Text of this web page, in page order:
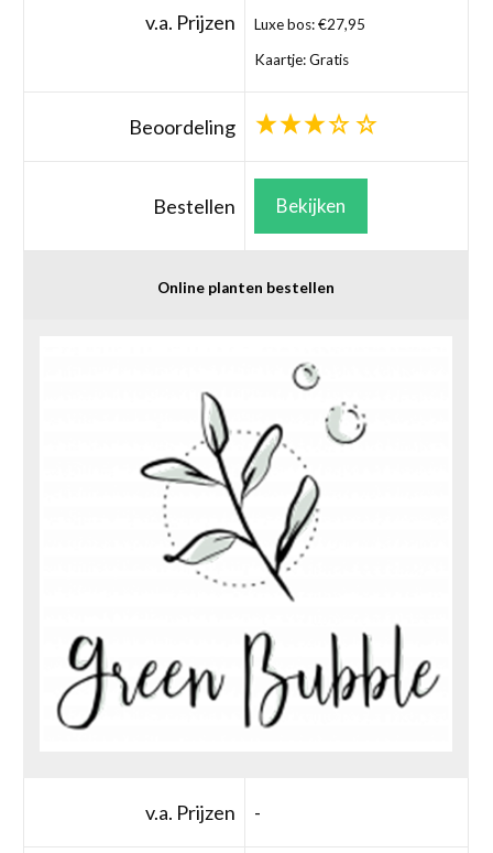
v.a. Prijzen
Luxe bos: €27,95
Kaartje: Gratis
Beoordeling
Bestellen Bekijken
Online planten bestellen
v.a. Prijzen -